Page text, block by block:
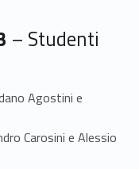
– Studenti
Agostini e
Carosini e Alessio